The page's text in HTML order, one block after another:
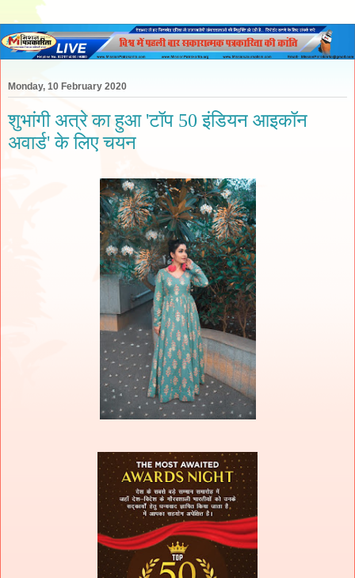
Monday, 10 February 2020
शुभांगी अत्रे का हुआ 'टॉप 50 इंडियन आइकॉन
अवार्ड' के लिए चयन